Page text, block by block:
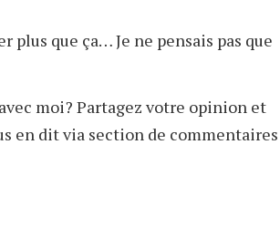
plus que ça… Je ne pensais pas que
moi? Partagez votre opinion et
en dit via section de commentaires